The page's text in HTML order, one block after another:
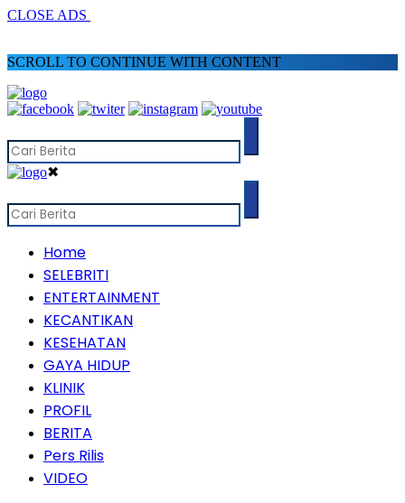
CLOSE ADS
SCROLL TO CONTINUE WITH CONTENT
✖
Home
SELEBRITI
ENTERTAINMENT
KECANTIKAN
KESEHATAN
GAYA HIDUP
KLINIK
PROFIL
BERITA
Pers Rilis
VIDEO